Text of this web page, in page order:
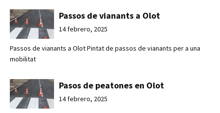
Passos de vianants a Olot
14 febrero, 2025
Passos de vianants a Olot Pintat de passos de vianants per a una
mobilitat
Pasos de peatones en Olot
14 febrero, 2025